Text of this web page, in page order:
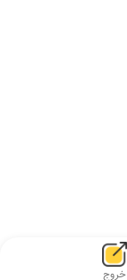
خروج